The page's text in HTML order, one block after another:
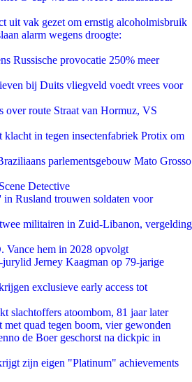
uit vak gezet om ernstig alcoholmisbruik
alarm wegens droogte:
Russische provocatie 250% meer
bij Duits vliegveld voedt vrees voor
over route Straat van Hormuz, VS
klacht in tegen insectenfabriek Protix om
parlementsgebouw Mato Grosso
Detective
Rusland trouwen soldaten voor
militairen in Zuid-Libanon, vergelding
Vance hem in 2028 opvolgt
jurylid Jerney Kaagman op 79-jarige
exclusieve early access tot
slachtoffers atoombom, 81 jaar later
met quad tegen boom, vier gewonden
de Boer geschorst na dickpic in
zijn eigen "Platinum" achievements